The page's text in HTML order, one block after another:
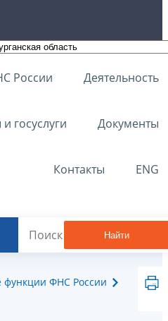
России Деятельность
госуслуги Документы
Контакты ENG
Найти
ФНС России